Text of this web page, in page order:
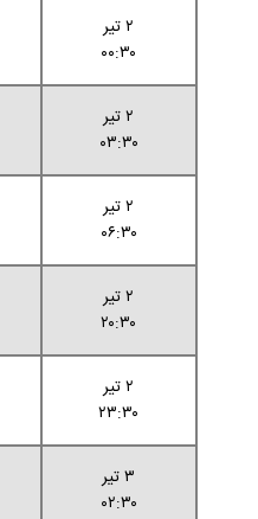
۲ تیر
۰۰:۳۰
۲ تیر
۰۳:۳۰
۲ تیر
۰۶:۳۰
۲ تیر
۲۰:۳۰
۲ تیر
۲۳:۳۰
۳ تیر
۰۲:۳۰